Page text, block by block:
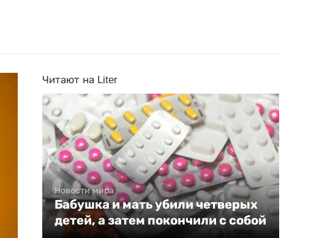
Читают на Liter
Новости мира
Бабушка и мать убили четверых
детей, а затем покончили с собой